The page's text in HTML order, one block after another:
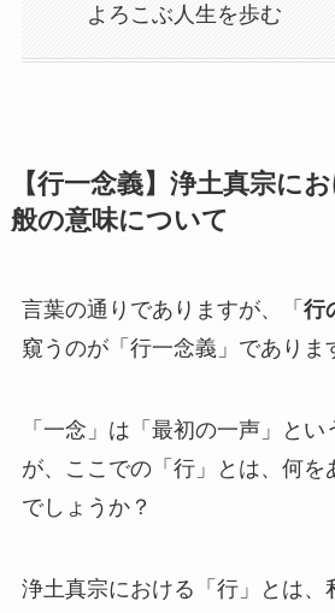
よろこぶ人生を歩む
【行一念義】浄土真宗に
般の意味について
言葉の通りでありますが、「 行
窺うのが「行一念義」でありま
「一念」は「最初の一声」と
が、ここでの「行」とは、何を
でしょうか？
浄土真宗における「行」とは、